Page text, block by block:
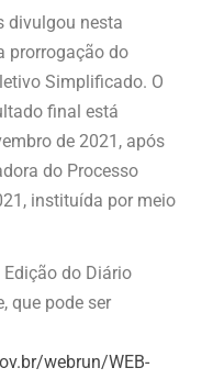
divulgou nesta
prorrogação do
Simplificado. O
final está
de 2021, após
do Processo
instituída por meio
do Diário
que pode ser
webrun/WEB-